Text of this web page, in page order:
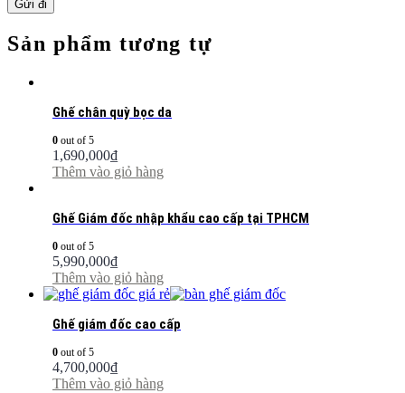
Sản phẩm tương tự
Ghế chân quỳ bọc da
0 out of 5
1,690,000₫
Thêm vào giỏ hàng
Ghế Giám đốc nhập khẩu cao cấp tại TPHCM
0 out of 5
5,990,000₫
Thêm vào giỏ hàng
Ghế giám đốc cao cấp
0 out of 5
4,700,000₫
Thêm vào giỏ hàng